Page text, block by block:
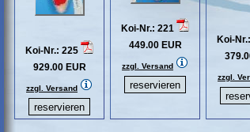
Koi-Nr.: 225
929.00 EUR
zzgl. Versand
Koi-Nr.: 221
449.00 EUR
zzgl. Versand
Koi-
zzgl.